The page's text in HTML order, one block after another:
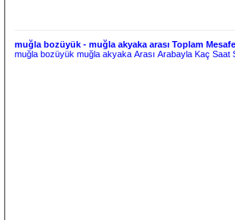
muğla bozüyük - muğla akyaka arası Toplam
muğla bozüyük muğla akyaka Arası Arabayla Kaç Saat